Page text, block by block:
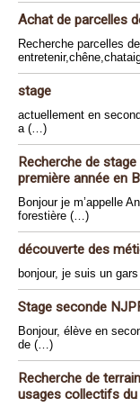
Achat de parcelles
Recherche parcelles
stage
actuellement en
a (…)
Recherche de
première année en
Bonjour je m’appelle
forestière (…)
découverte des
bonjour, je suis un
Stage seconde
Bonjour, élève en
de (…)
Recherche de
usages collectifs